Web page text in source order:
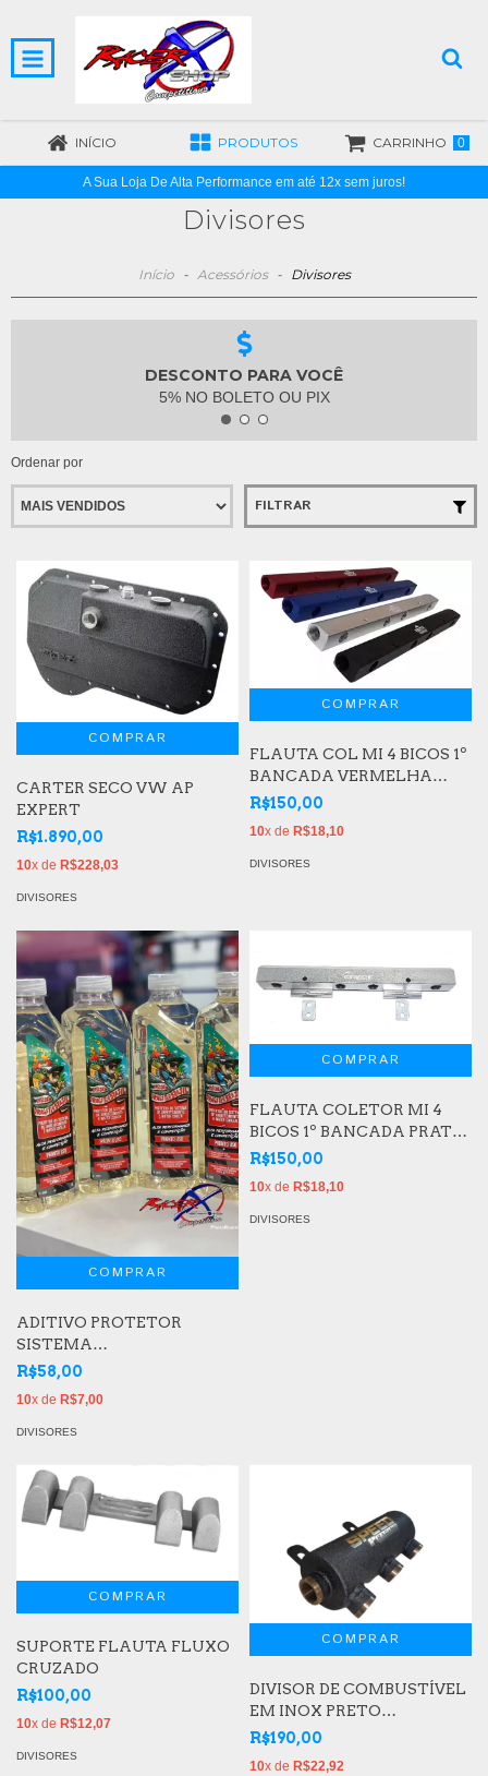
INÍCIO PRODUTOS CARRINHO 0
A Sua Loja De Alta Performance em até 12x sem juros!
Divisores
Início - Acessórios - Divisores
DESCONTO PARA VOCÊ
5% NO BOLETO OU PIX
Ordenar por
FILTRAR
CARTER SECO VW AP
EXPERT
R$1.890,00
10x de R$228,03
DIVISORES
FLAUTA COL MI 4 BICOS 1º
BANCADA VERMELHA
RGTX
R$150,00
10x de R$18,10
DIVISORES
ADITIVO PROTETOR
SISTEMA
ARREFECIMENTO
R$58,00
10x de R$7,00
DIVISORES
FLAUTA COLETOR MI 4
BICOS 1º BANCADA PRATA
- STREET
R$150,00
10x de R$18,10
DIVISORES
SUPORTE FLAUTA FLUXO
CRUZADO
R$100,00
10x de R$12,07
DIVISORES
DIVISOR DE COMBUSTÍVEL
EM INOX PRETO
TEXTURIZADO ROSCA
R$190,00
10x de R$22,92